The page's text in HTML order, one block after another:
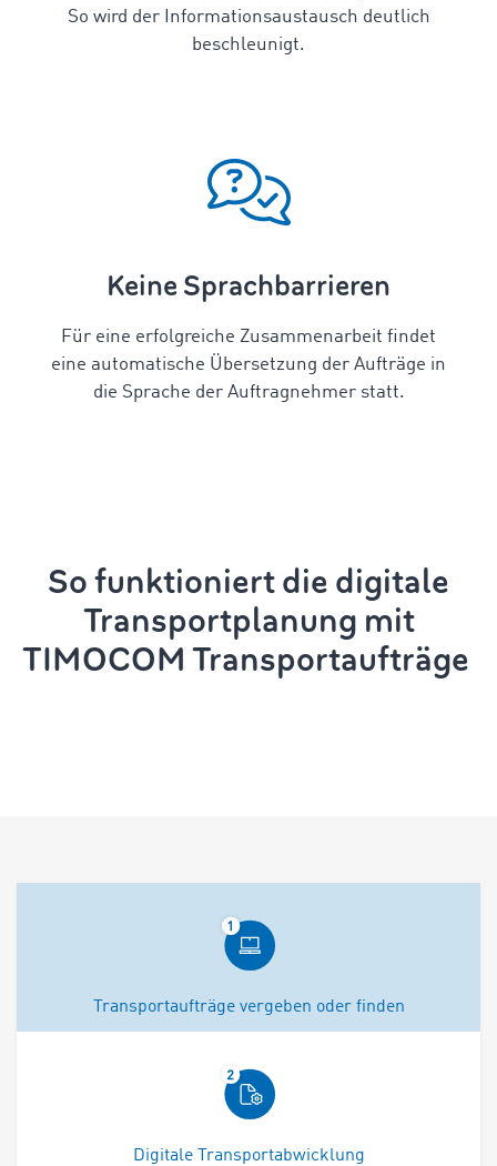
So wird der Informationsaustausch deutlich
beschleunigt.
Keine Sprachbarrieren
Für eine erfolgreiche Zusammenarbeit findet
eine automatische Übersetzung der Aufträge in
die Sprache der Auftragnehmer statt.
So funktioniert die digitale
Transportplanung mit
TIMOCOM Transportaufträge
Transportaufträge vergeben oder finden
Digitale Transportabwicklung